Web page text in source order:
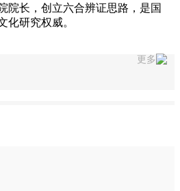
院长，创立六合辨证思路，是国
化研究权威。
更多